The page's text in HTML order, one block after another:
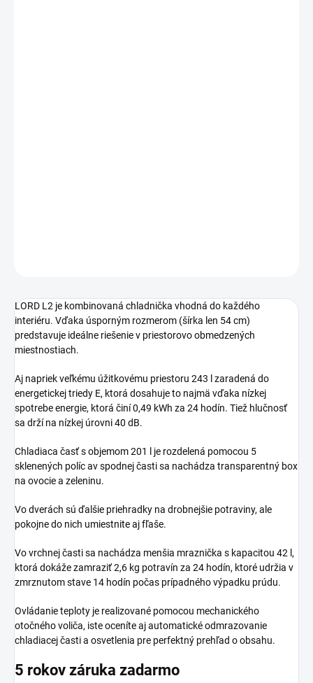
LORD L2 je kombinovaná chladnička vhodná do každého
interiéru. Vďaka úsporným rozmerom (šírka len 54 cm)
predstavuje ideálne riešenie v priestorovo obmedzených
miestnostiach.
Aj napriek veľkému úžitkovému priestoru 243 l zaradená do
energetickej triedy E, ktorá dosahuje to najmä vďaka nízkej
spotrebe energie, ktorá činí 0,49 kWh za 24 hodín. Tiež hlučnosť
sa drží na nízkej úrovni 40 dB.
Chladiaca časť s objemom 201 l je rozdelená pomocou 5
sklenených políc av spodnej časti sa nachádza transparentný box
na ovocie a zeleninu.
Vo dverách sú ďalšie priehradky na drobnejšie potraviny, ale
pokojne do nich umiestnite aj fľaše.
Vo vrchnej časti sa nachádza menšia mraznička s kapacitou 42 l,
ktorá dokáže zamraziť 2,6 kg potravín za 24 hodín, ktoré udržia v
zmrznutom stave 14 hodín počas prípadného výpadku prúdu.
Ovládanie teploty je realizované pomocou mechanického
otočného voliča, iste oceníte aj automatické odmrazovanie
chladiacej časti a osvetlenia pre perfektný prehľad o obsahu.
5 rokov záruka zadarmo